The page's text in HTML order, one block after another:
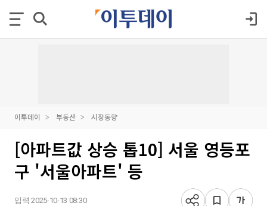
이투데이 부동산 시장동향
[아파트값 상승 톱10] 서울 영등포
구 '서울아파트' 등
입력 2025-10-13 08:30